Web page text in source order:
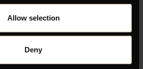
Allow selection
Deny